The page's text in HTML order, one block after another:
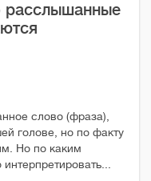
расслышанные
слово (фраза),
голове, но по факту
Но по каким